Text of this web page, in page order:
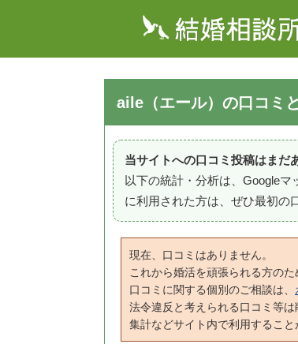
aile（エール）の口コミ
当サイトへの口コミ投稿はまだ
以下の統計・分析は、Google
に利用された方は、ぜひ最初の
現在、口コミはありません。
これから婚活を頑張られる方の
口コミに関する個別のご相談は、
法令違反と考えられる口コミ等
集計などサイト内で利用すること